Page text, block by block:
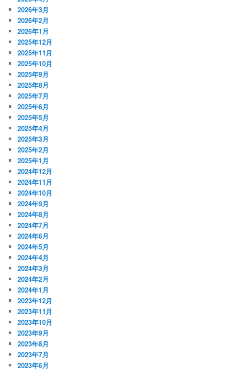
2026年3月
2026年2月
2026年1月
2025年12月
2025年11月
2025年10月
2025年9月
2025年8月
2025年7月
2025年6月
2025年5月
2025年4月
2025年3月
2025年2月
2025年1月
2024年12月
2024年11月
2024年10月
2024年9月
2024年8月
2024年7月
2024年6月
2024年5月
2024年4月
2024年3月
2024年2月
2024年1月
2023年12月
2023年11月
2023年10月
2023年9月
2023年8月
2023年7月
2023年6月